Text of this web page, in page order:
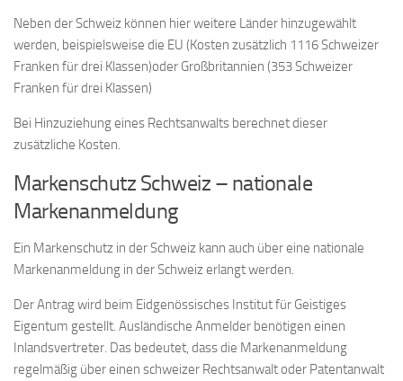
Neben der Schweiz können hier weitere Länder hinzugewählt
werden, beispielsweise die EU (Kosten zusätzlich 1116 Schweizer
Franken für drei Klassen)oder Großbritannien (353 Schweizer
Franken für drei Klassen)
Bei Hinzuziehung eines Rechtsanwalts berechnet dieser
zusätzliche Kosten.
Markenschutz Schweiz – nationale
Markenanmeldung
Ein Markenschutz in der Schweiz kann auch über eine nationale
Markenanmeldung in der Schweiz erlangt werden.
Der Antrag wird beim Eidgenössisches Institut für Geistiges
Eigentum gestellt. Ausländische Anmelder benötigen einen
Inlandsvertreter. Das bedeutet, dass die Markenanmeldung
regelmäßig über einen schweizer Rechtsanwalt oder Patentanwalt